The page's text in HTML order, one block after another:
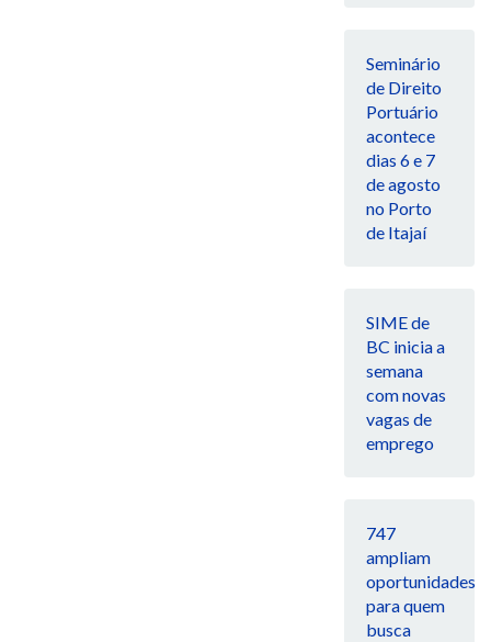
Seminário
de Direito
Portuário
acontece
dias 6 e 7
de agosto
no Porto
de Itajaí
SIME de
BC inicia a
semana
com novas
vagas de
emprego
747
ampliam
oportunidades
para quem
busca